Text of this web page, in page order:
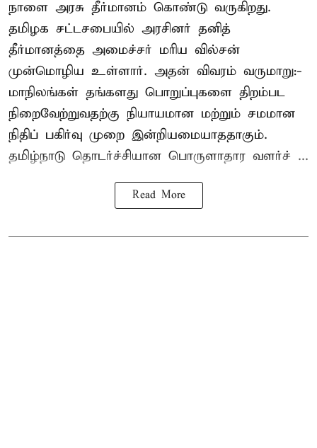
நாளை அரசு தீர்மானம் கொண்டு வருகிறது.
தமிழக சட்டசபையில் அரசினர் தனித்
தீர்மானத்தை அமைச்சர் மரிய வில்சன்
முன்மொழிய உள்ளார். அதன் விவரம் வருமாறு:-
மாநிலங்கள் தங்களது பொறுப்புகளை திறம்பட
நிறைவேற்றுவதற்கு நியாயமான மற்றும் சமமான
நிதிப் பகிர்வு முறை இன்றியமையாததாகும்.
தமிழ்நாடு தொடர்ச்சியான பொருளாதார வளர்ச் ...
Read More